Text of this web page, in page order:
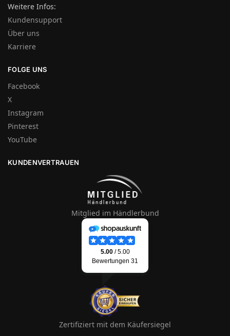
Weitere Infos:
Kundensupport
Über uns
Karriere
FOLGE UNS
Facebook
X
Instagram
Pinterest
YouTube
KUNDENVERTRAUEN
Mitglied im Händlerbund
Zertifiziert mit dem Käufersiegel